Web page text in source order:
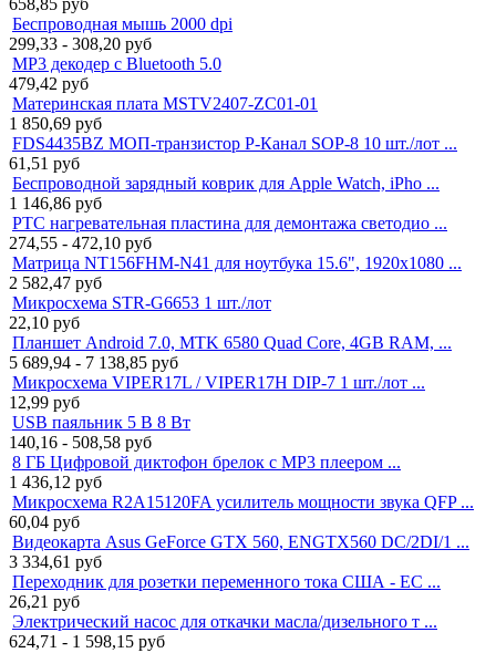
Беспроводная мышь 2000 dpi
299,33 - 308,20 руб
MP3 декодер с Bluetooth 5.0
479,42 руб
Материнская плата MSTV2407-ZC01-01
1 850,69 руб
FDS4435BZ МОП-транзистор P-Канал SOP-8 10 шт./лот ...
61,51 руб
Беспроводной зарядный коврик для Apple Watch, iPho ...
1 146,86 руб
PTC нагревательная пластина для демонтажа светодио ...
274,55 - 472,10 руб
Матрица NT156FHM-N41 для ноутбука 15.6", 1920x1080 ...
2 582,47 руб
Микросхема STR-G6653 1 шт./лот
22,10 руб
Планшет Android 7.0, MTK 6580 Quad Core, 4GB RAM, ...
5 689,94 - 7 138,85 руб
Микросхема VIPER17L / VIPER17H DIP-7 1 шт./лот ...
12,99 руб
USB паяльник 5 В 8 Вт
140,16 - 508,58 руб
8 ГБ Цифровой диктофон брелок с MP3 плеером ...
1 436,12 руб
Микросхема R2A15120FA усилитель мощности звука QFP ...
60,04 руб
Видеокарта Asus GeForce GTX 560, ENGTX560 DC/2DI/1 ...
3 334,61 руб
Переходник для розетки переменного тока США - ЕС ...
26,21 руб
Электрический насос для откачки масла/дизельного т ...
624,71 - 1 598,15 руб